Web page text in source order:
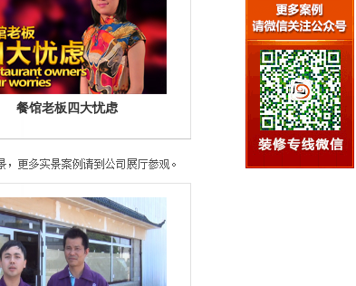
餐馆老板四大忧虑